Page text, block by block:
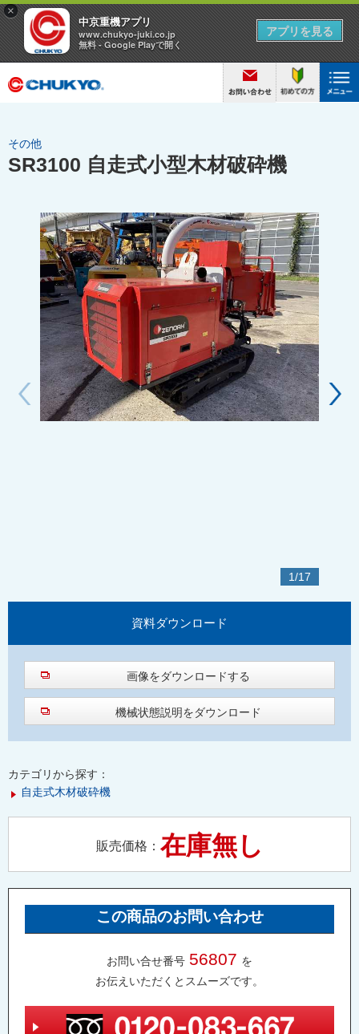
その他
SR3100 自走式小型木材破砕機
1/17
資料ダウンロード
画像をダウンロードする
機械状態説明をダウンロード
カテゴリから探す：
自走式木材破砕機
販売価格： 在庫無し
この商品のお問い合わせ
お問い合せ番号 56807 を
お伝えいただくとスムーズです。